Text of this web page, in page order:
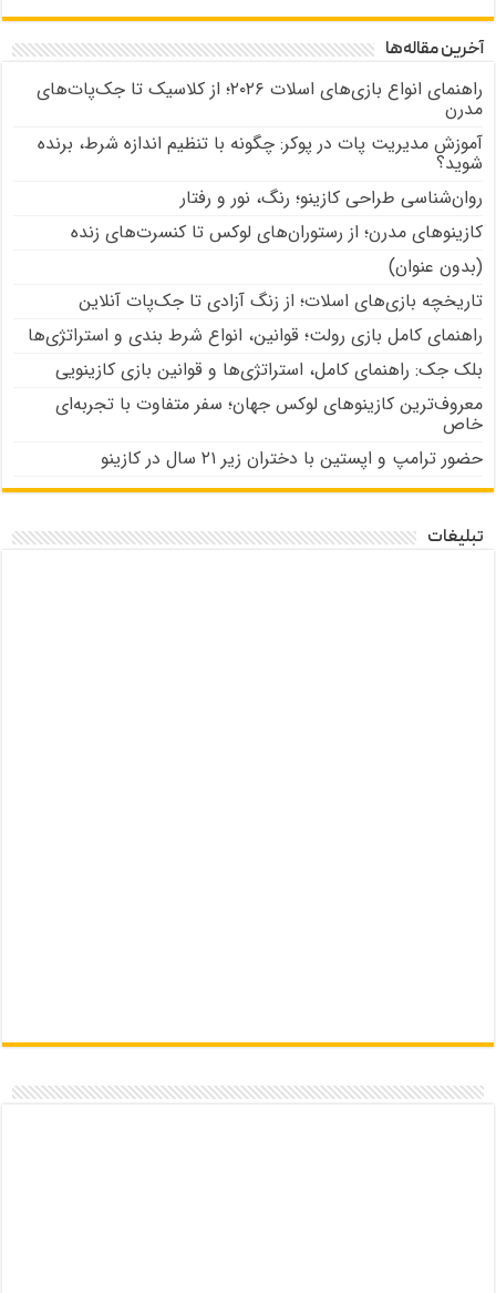
آخرین مقاله‌ها
راهنمای انواع بازی‌های اسلات ۲۰۲۶؛ از کلاسیک تا جک‌پات‌های
مدرن
آموزش مدیریت پات در پوکر: چگونه با تنظیم اندازه شرط، برنده
شوید؟
روان‌شناسی طراحی کازینو؛ رنگ، نور و رفتار
کازینوهای مدرن؛ از رستوران‌های لوکس تا کنسرت‌های زنده
(بدون عنوان)
تاریخچه بازی‌های اسلات؛ از زنگ آزادی تا جک‌پات‌ آنلاین
راهنمای کامل بازی رولت؛ قوانین، انواع شرط بندی و استراتژی‌ها
بلک جک: راهنمای کامل، استراتژی‌ها و قوانین بازی کازینویی
معروف‌ترین کازینوهای لوکس جهان؛ سفر متفاوت با تجربه‌ای
خاص
حضور ترامپ و اپستین با دختران زیر ۲۱ سال در کازینو
تبلیغات